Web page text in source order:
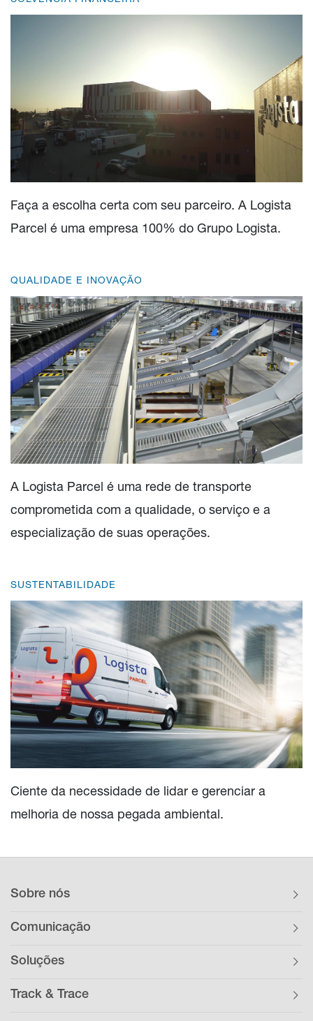
Faça a escolha certa com seu parceiro. A Logista
Parcel é uma empresa 100% do Grupo Logista.
QUALIDADE E INOVAÇÃO
A Logista Parcel é uma rede de transporte
comprometida com a qualidade, o serviço e a
especialização de suas operações.
SUSTENTABILIDADE
Ciente da necessidade de lidar e gerenciar a
melhoria de nossa pegada ambiental.
Sobre nós
Comunicação
Soluções
Track & Trace